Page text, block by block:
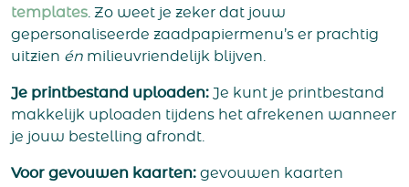
templates. Zo weet je zeker dat jouw
gepersonaliseerde zaadpapiermenu’s er prachtig
uitzien én milieuvriendelijk blijven.
Je printbestand uploaden: Je kunt je printbestand
makkelijk uploaden tijdens het afrekenen wanneer
je jouw bestelling afrondt.
Voor gevouwen kaarten: gevouwen kaarten